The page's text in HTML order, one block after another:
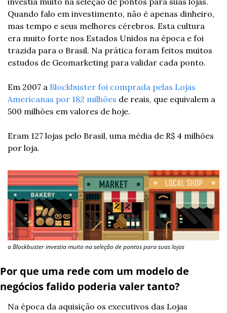
Quando falo em investimento, não é apenas dinheiro,
mas tempo e seus melhores cérebros. Esta cultura
era muito forte nos Estados Unidos na época e foi
trazida para o Brasil. Na prática foram feitos muitos
estudos de Geomarketing para validar cada ponto.
Em 2007 a Blockbuster foi comprada pelas Lojas
Americanas por 182 milhões de reais, que equivalem a
500 milhões em valores de hoje.
Eram 127 lojas pelo Brasil, uma média de R$ 4 milhões
por loja.
a Blockbuster investia muito na seleção de pontos para suas lojas
Por que uma rede com um modelo de
negócios falido poderia valer tanto?
Na época da aquisição os executivos das Lojas